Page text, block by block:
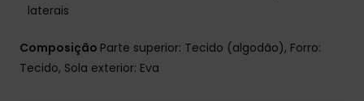
laterais
Composição Parte superior: Tecido (algodão), Forro:
Tecido, Sola exterior: Eva